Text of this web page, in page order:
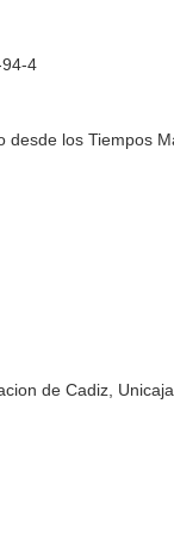
4
desde los Tiempos
de Cadiz,